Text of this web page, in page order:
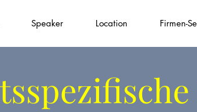
Speaker Location Firmen-